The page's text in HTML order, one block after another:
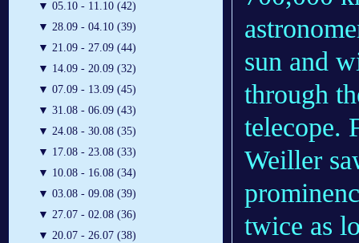
▼ 05.10 - 11.10 (42)
▼ 28.09 - 04.10 (39)
▼ 21.09 - 27.09 (44)
▼ 14.09 - 20.09 (32)
▼ 07.09 - 13.09 (45)
▼ 31.08 - 06.09 (43)
▼ 24.08 - 30.08 (35)
▼ 17.08 - 23.08 (33)
▼ 10.08 - 16.08 (34)
▼ 03.08 - 09.08 (39)
▼ 27.07 - 02.08 (36)
▼ 20.07 - 26.07 (38)
sun and
through
telecope.
Weiller
twice as